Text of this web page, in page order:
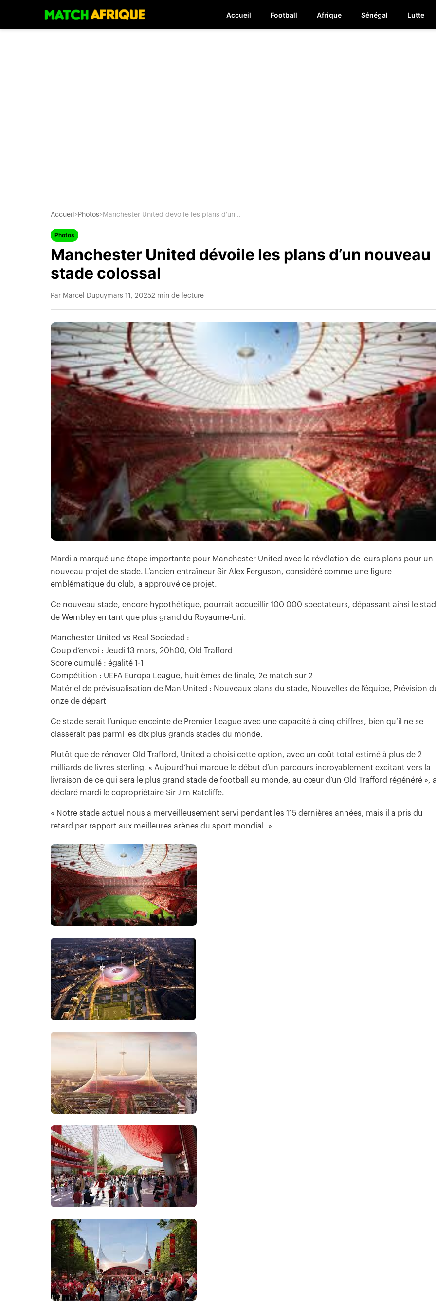
Accueil Football Afrique Sénégal Lutte
Accueil > Photos> Manchester United dévoile les plans d’un...
Photos
Manchester United dévoile les plans d’un nouveau
stade colossal
Par Marcel Dupuymars 11, 20252 min de lecture
Mardi a marqué une étape importante pour Manchester United avec la révélation de leurs plans pour un
nouveau projet de stade. L’ancien entraîneur Sir Alex Ferguson, considéré comme une figure
emblématique du club, a approuvé ce projet.
Ce nouveau stade, encore hypothétique, pourrait accueillir 100 000 spectateurs, dépassant ainsi le
de Wembley en tant que plus grand du Royaume-Uni.
Manchester United vs Real Sociedad :
Coup d’envoi : Jeudi 13 mars, 20h00, Old Trafford
Score cumulé : égalité 1-1
Compétition : UEFA Europa League, huitièmes de finale, 2e match sur 2
Matériel de prévisualisation de Man United : Nouveaux plans du stade, Nouvelles de l’équipe, Prévision
onze de départ
Ce stade serait l’unique enceinte de Premier League avec une capacité à cinq chiffres, bien qu’il ne se
classerait pas parmi les dix plus grands stades du monde.
Plutôt que de rénover Old Trafford, United a choisi cette option, avec un coût total estimé à plus de 2
milliards de livres sterling. « Aujourd’hui marque le début d’un parcours incroyablement excitant vers la
livraison de ce qui sera le plus grand stade de football au monde, au cœur d’un Old Trafford régénéré »,
déclaré mardi le copropriétaire Sir Jim Ratcliffe.
« Notre stade actuel nous a merveilleusement servi pendant les 115 dernières années, mais il a pris du
retard par rapport aux meilleures arènes du sport mondial. »